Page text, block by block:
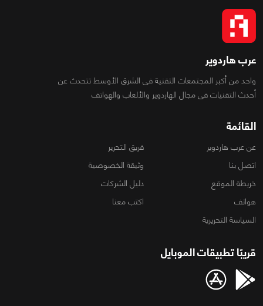
عرب هاردوير
واحد من أكبر المجتمعات التقنية فى الشرق الأوسط تتحدث عن
أحدث التقنيات فى مجال الهاردوير والألعاب والهواتف
القائمة
عن عرب هاردوير
فريق التحرير
اتصل بنا
وثيقة الخصوصية
خريطة الموقع
دليل الشركات
هواتف
اكتب معنا
السياسة التحريرية
قريبًا تطبيقات الموبايل